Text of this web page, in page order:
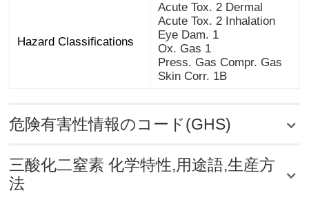
Hazard Classifications
Acute Tox. 2 Dermal
Acute Tox. 2 Inhalation
Eye Dam. 1
Ox. Gas 1
Press. Gas Compr. Gas
Skin Corr. 1B
危険有害性情報のコード(GHS)
三酸化二窒素 化学特性,用途語,生産方
法